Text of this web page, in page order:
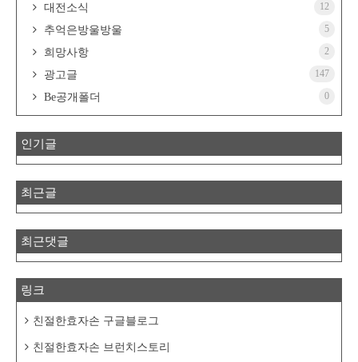
대전소식 12
추억은방울방울 5
희망사항 2
광고글 147
Be공개폴더 0
인기글
최근글
최근댓글
링크
친절한효자손 구글블로그
친절한효자손 브런치스토리